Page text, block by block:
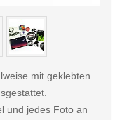
mit geklebten
und jedes Foto an